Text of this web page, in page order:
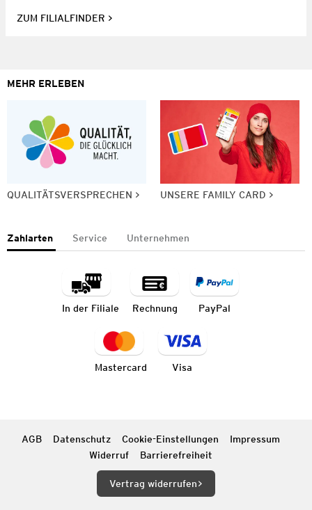
ZUM FILIALFINDER
MEHR ERLEBEN
QUALITÄTSVERSPRECHEN UNSERE FAMILY CARD
Zahlarten Service Unternehmen
In der Filiale Rechnung PayPal
Mastercard Visa
AGB Datenschutz Cookie-Einstellungen
Impressum
Widerruf
Barrierefreiheit
Vertrag widerrufen